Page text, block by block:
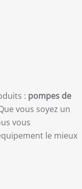
: pompes de
vous soyez un
vous
le mieux